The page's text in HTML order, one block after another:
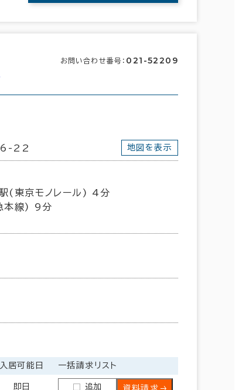
お問い合わせ番号： 021-52209
6-22 地図を表示
(東京モノレール) 4分
本線) 9分
入居可能日 一括請求リスト
即日 追加